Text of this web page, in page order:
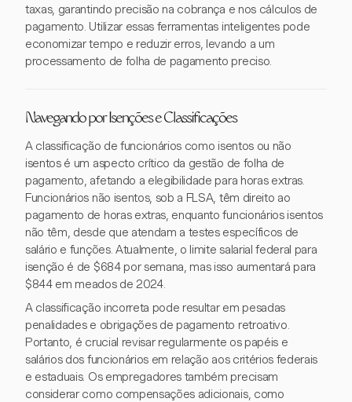
taxas, garantindo precisão na cobrança e nos cálculos de
pagamento. Utilizar essas ferramentas inteligentes pode
economizar tempo e reduzir erros, levando a um
processamento de folha de pagamento preciso.
Navegando por Isenções e Classificações
A classificação de funcionários como isentos ou não
isentos é um aspecto crítico da gestão de folha de
pagamento, afetando a elegibilidade para horas extras.
Funcionários não isentos, sob a FLSA, têm direito ao
pagamento de horas extras, enquanto funcionários isentos
não têm, desde que atendam a testes específicos de
salário e funções. Atualmente, o limite salarial federal para
isenção é de $684 por semana, mas isso aumentará para
$844 em meados de 2024.
A classificação incorreta pode resultar em pesadas
penalidades e obrigações de pagamento retroativo.
Portanto, é crucial revisar regularmente os papéis e
salários dos funcionários em relação aos critérios federais
e estaduais. Os empregadores também precisam
considerar como compensações adicionais, como